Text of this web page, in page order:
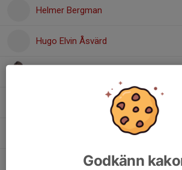
Helmer Bergman
Hugo Elvin Åsvärd
Mason Ställborn Ghamari
Wille BaertelsGodkänn